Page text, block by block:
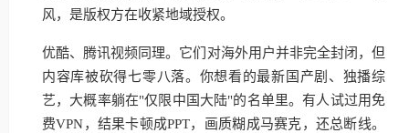
风，是版权方在收紧地域授权。
优酷、腾讯视频同理。它们对海外用户并非完全封闭，但
内容库被砍得七零八落。你想看的最新国产剧、独播综
艺，大概率躺在"仅限中国大陆"的名单里。有人试过用免
费VPN，结果卡顿成PPT，画质糊成马赛克，还总断线。